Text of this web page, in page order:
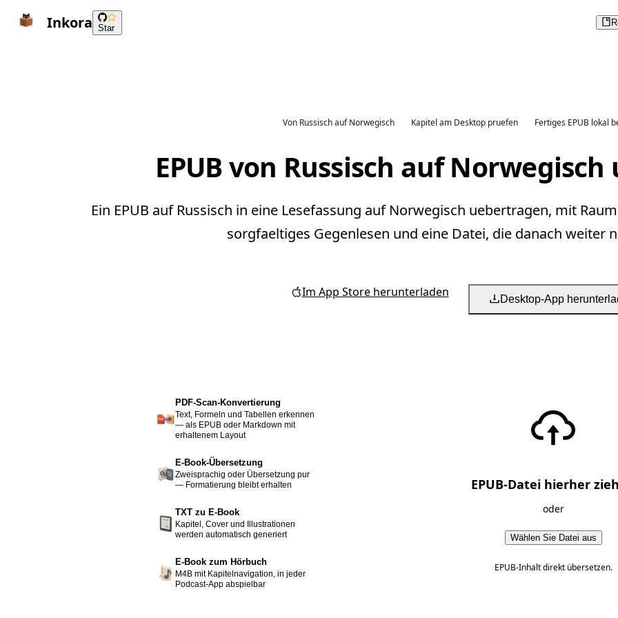
Inkora Star
Von Russisch auf Norwegisch Kapitel am Desktop pruefen Fertiges EPUB lokal
EPUB von Russisch auf
Ein EPUB auf Russisch in eine Lesefassung auf Norwegisch uebertragen, mit
sorgfaeltiges Gegenlesen und eine Datei, die danach weiter
Im App Store herunterladen Desktop-App
PDF-Scan-Konvertierung
Text, Formeln und Tabellen erkennen
— als EPUB oder Markdown mit
erhaltenem Layout
E-Book-Übersetzung
Zweisprachig oder Übersetzung pur
— Formatierung bleibt erhalten
TXT zu E-Book
Kapitel, Cover und Illustrationen
werden automatisch generiert
E-Book zum Hörbuch
M4B mit Kapitelnavigation, in jeder
Podcast-App abspielbar
EPUB-Datei hierher
oder
Wählen Sie Datei aus
EPUB-Inhalt direkt übersetzen.